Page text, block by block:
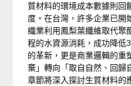
質材料的環境成本數據則回
度。在台灣，許多企業已開
織業利用鳳梨葉纖維取代聚
程的水資源消耗，成功降低
的革新，更是商業邏輯的
棄」轉向「取自自然、回歸
章節將深入探討生質材料的